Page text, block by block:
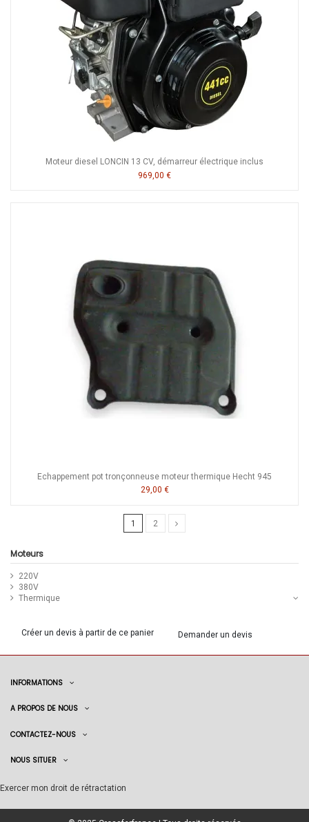
Moteur diesel LONCIN 13 CV, démarreur électrique inclus
969,00 €
Echappement pot tronçonneuse moteur thermique Hecht 945
29,00 €
1 2
Moteurs
220V
380V
Thermique
Créer un devis à partir de ce panier Demander un devis
INFORMATIONS
A PROPOS DE NOUS
CONTACTEZ-NOUS
NOUS SITUER
Exercer mon droit de rétractation